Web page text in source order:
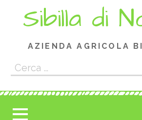
Sibilla di
AZIENDA AGRICOLA
Ricerca
per: